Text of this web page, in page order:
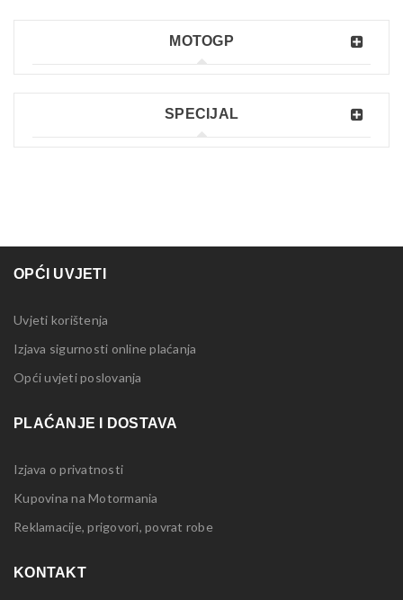
MOTOGP
SPECIJAL
OPĆI UVJETI
Uvjeti korištenja
Izjava sigurnosti online plaćanja
Opći uvjeti poslovanja
PLAĆANJE I DOSTAVA
Izjava o privatnosti
Kupovina na Motormania
Reklamacije, prigovori, povrat robe
KONTAKT